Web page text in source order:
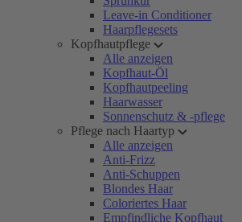
Leave-in Conditioner
Haarpflegesets
Kopfhautpflege
Alle anzeigen
Kopfhaut-Öl
Kopfhautpeeling
Haarwasser
Sonnenschutz & -pflege
Pflege nach Haartyp
Alle anzeigen
Anti-Frizz
Anti-Schuppen
Blondes Haar
Coloriertes Haar
Empfindliche Kopfhaut